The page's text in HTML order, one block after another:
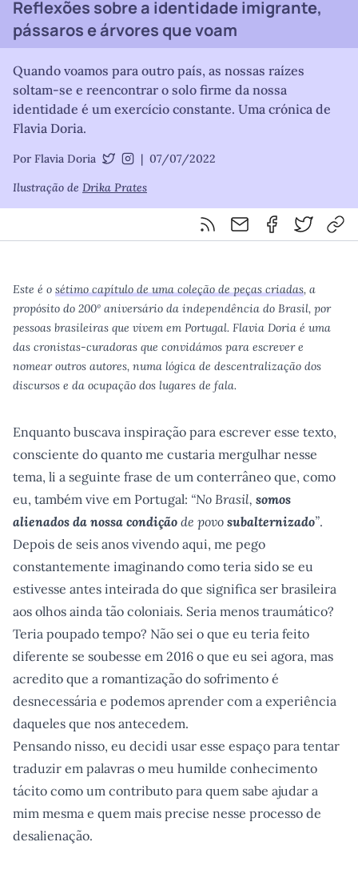
Reflexões sobre a identidade imigrante,
pássaros e árvores que voam
Quando voamos para outro país, as nossas raízes
soltam-se e reencontrar o solo firme da nossa
identidade é um exercício constante. Uma crónica de
Flavia Doria.
Por Flavia Doria
| 07/07/2022
Ilustração de Drika Prates
Feed RSS
Partilhar por email
Partilhar por
Partilhar
Este é o sétimo capítulo de uma coleção de peças criadas, a
propósito do 200º aniversário da independência do Brasil, por
pessoas brasileiras que vivem em Portugal. Flavia Doria é uma
das cronistas-curadoras que convidámos para escrever e
nomear outros autores, numa lógica de descentralização dos
discursos e da ocupação dos lugares de fala.
Enquanto buscava inspiração para escrever esse texto,
consciente do quanto me custaria mergulhar nesse
tema, li a seguinte frase de um conterrâneo que, como
eu, também vive em Portugal: “No Brasil, somos
alienados da nossa condição de povo subalternizado”.
Depois de seis anos vivendo aqui, me pego
constantemente imaginando como teria sido se eu
estivesse antes inteirada do que significa ser brasileira
aos olhos ainda tão coloniais. Seria menos traumático?
Teria poupado tempo? Não sei o que eu teria feito
diferente se soubesse em 2016 o que eu sei agora, mas
acredito que a romantização do sofrimento é
desnecessária e podemos aprender com a experiência
daqueles que nos antecedem.
Pensando nisso, eu decidi usar esse espaço para tentar
traduzir em palavras o meu humilde conhecimento
tácito como um contributo para quem sabe ajudar a
mim mesma e quem mais precise nesse processo de
desalienação.